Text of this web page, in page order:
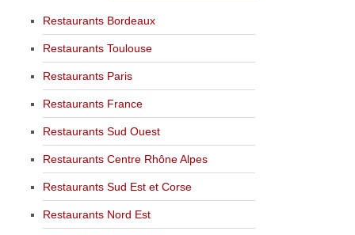
Restaurants Bordeaux
Restaurants Toulouse
Restaurants Paris
Restaurants France
Restaurants Sud Ouest
Restaurants Centre Rhône Alpes
Restaurants Sud Est et Corse
Restaurants Nord Est